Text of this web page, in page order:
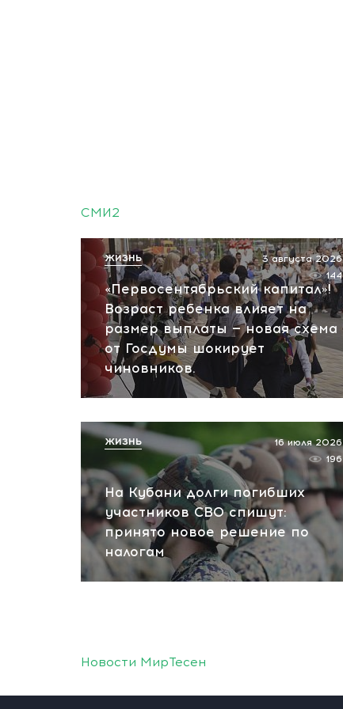
СМИ2
«Первосентябрьский капитал»!
Возраст ребенка влияет на
размер выплаты — новая схема
от Госдумы шокирует
чиновников.
3 августа 2026
144
ЖИЗНЬ
На Кубани долги погибших
участников СВО спишут:
принято новое решение по
налогам
16 июля 2026
196
ЖИЗНЬ
Новости МирТесен